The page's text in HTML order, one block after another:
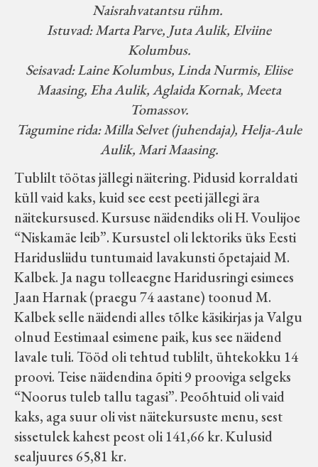
Naisrahvatantsu rühm.
Istuvad: Marta Parve, Juta Aulik, Elviine
Kolumbus.
Seisavad: Laine Kolumbus, Linda Nurmis, Eliise
Maasing, Eha Aulik, Aglaida Kornak, Meeta
Tomassov.
Tagumine rida: Milla Selvet (juhendaja), Helja-Aule
Aulik, Mari Maasing.
Tublilt töötas jällegi näitering. Pidusid korraldati
küll vaid kaks, kuid see eest peeti jällegi ära
näitekursused. Kursuse näidendiks oli H. Voulijoe
“Niskamäe leib”. Kursustel oli lektoriks üks Eesti
Haridusliidu tuntumaid lavakunsti õpetajaid M.
Kalbek. Ja nagu tolleaegne Haridusringi esimees
Jaan Harnak (praegu 74 aastane) toonud M.
Kalbek selle näidendi alles tõlke käsikirjas ja Valgu
olnud Eestimaal esimene paik, kus see näidend
lavale tuli. Tööd oli tehtud tublilt, ühtekokku 14
proovi. Teise näidendina õpiti 9 prooviga selgeks
“Noorus tuleb tallu tagasi”. Peoõhtuid oli vaid
kaks, aga suur oli vist näitekursuste menu, sest
sissetulek kahest peost oli 141,66 kr. Kulusid
sealjuures 65,81 kr.